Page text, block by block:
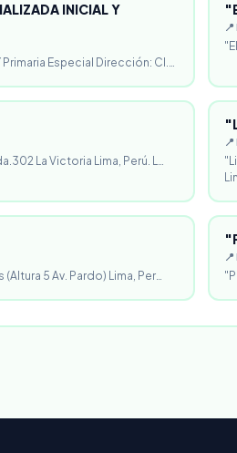
INICIAL Y
Especial Dirección: Cl.…
La Victoria Lima, Perú. L…
5 Av. Pardo) Lima, Per…